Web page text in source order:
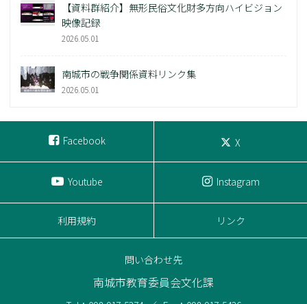
【資料群紹介】無形民俗文化財多方向ハイビジョン
映像記録
2026.05.01
南城市の戦争関係資料リンク集
2026.05.01
Facebook X
Youtube Instagram
利用規約 リンク
問い合わせ先
南城市教育委員会文化課